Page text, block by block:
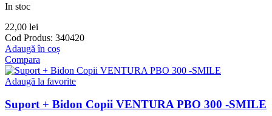
In stoc
22,00 lei
Cod Produs: 340420
Adaugă în coș
Compara
Adaugă la favorite
Suport + Bidon Copii VENTURA PBO 300 -SMILE